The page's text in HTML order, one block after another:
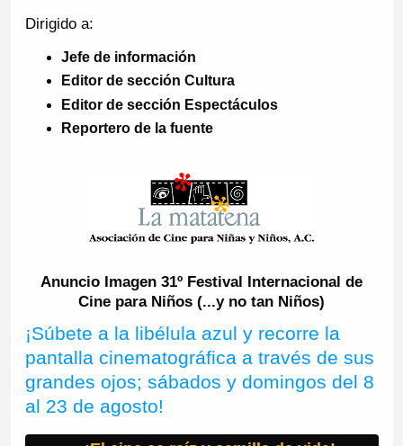
Dirigido a:
Jefe de información
Editor de sección Cultura
Editor de sección Espectáculos
Reportero de la fuente
Anuncio Imagen 31º Festival Internacional de
Cine para Niños (...y no tan Niños)
¡Súbete a la libélula azul y recorre la
pantalla cinematográfica a través de sus
grandes ojos; sábados y domingos del 8
al 23 de agosto!